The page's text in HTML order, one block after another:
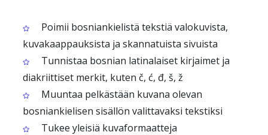
Poimii bosniankielistä tekstiä valokuvista,
kuvakaappauksista ja skannatuista sivuista
Tunnistaa bosnian latinalaiset kirjaimet ja
diakriittiset merkit, kuten č, ć, đ, š, ž
Muuntaa pelkästään kuvana olevan
bosniankielisen sisällön valittavaksi tekstiksi
Tukee yleisiä kuvaformaatteja